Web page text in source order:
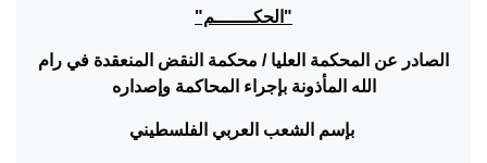
"الحكـــــــم"
الصادر عن المحكمة العليا / محكمة النقض المنعقدة في رام
الله المأذونة بإجراء المحاكمة وإصداره
بإسم الشعب العربي الفلسطيني